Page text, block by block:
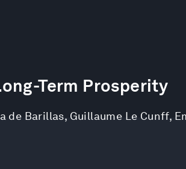
Term Prosperity
de Barillas, Guillaume Le Cunff,